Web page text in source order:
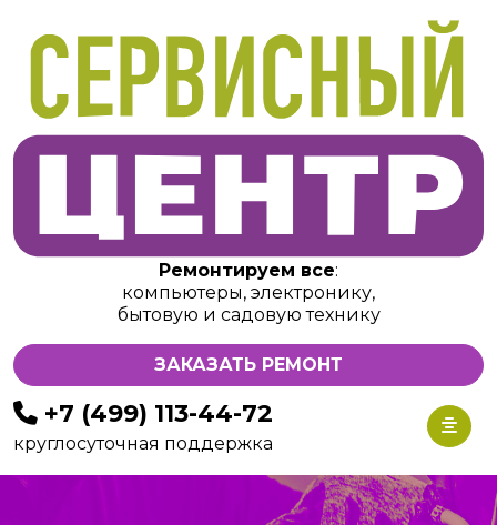
Ремонтируем все:
компьютеры, электронику,
бытовую и садовую технику
ЗАКАЗАТЬ РЕМОНТ
+7 (499) 113-44-72
круглосуточная поддержка